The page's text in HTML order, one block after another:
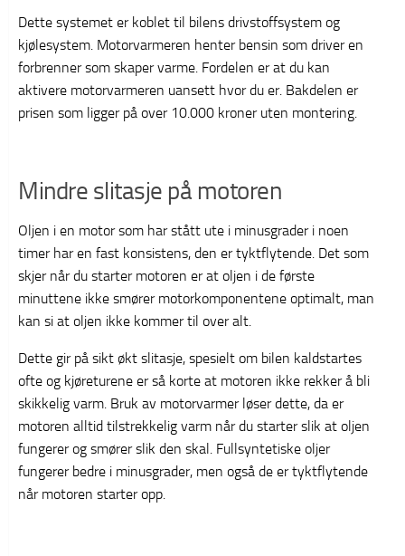
Dette systemet er koblet til bilens drivstoffsystem og
kjølesystem. Motorvarmeren henter bensin som driver en
forbrenner som skaper varme. Fordelen er at du kan
aktivere motorvarmeren uansett hvor du er. Bakdelen er
prisen som ligger på over 10.000 kroner uten montering.
Mindre slitasje på motoren
Oljen i en motor som har stått ute i minusgrader i noen
timer har en fast konsistens, den er tyktflytende. Det som
skjer når du starter motoren er at oljen i de første
minuttene ikke smører motorkomponentene optimalt, man
kan si at oljen ikke kommer til over alt.
Dette gir på sikt økt slitasje, spesielt om bilen kaldstartes
ofte og kjøreturene er så korte at motoren ikke rekker å bli
skikkelig varm. Bruk av motorvarmer løser dette, da er
motoren alltid tilstrekkelig varm når du starter slik at oljen
fungerer og smører slik den skal. Fullsyntetiske oljer
fungerer bedre i minusgrader, men også de er tyktflytende
når motoren starter opp.